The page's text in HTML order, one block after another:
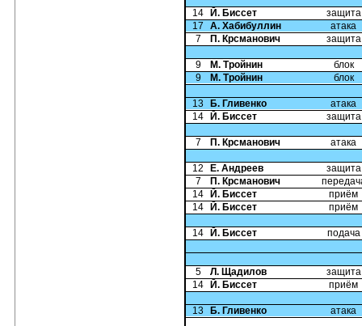
14 Й. Биссет
защита
17
А. Хабибуллин
атака
7
П. Крсманович защита
9 М. Тройнин
блок
9
М. Тройнин блок
13 Б. Гливенко
атака
14
Й. Биссет защита
7 П. Крсманович атака
12 Е. Андреев
защита
7
П. Крсманович
14
Й. Биссет
приём
14
Й. Биссет приём
14 Й. Биссет подача
5 Л. Щадилов
защита
14
Й. Биссет приём
13 Б. Гливенко атака